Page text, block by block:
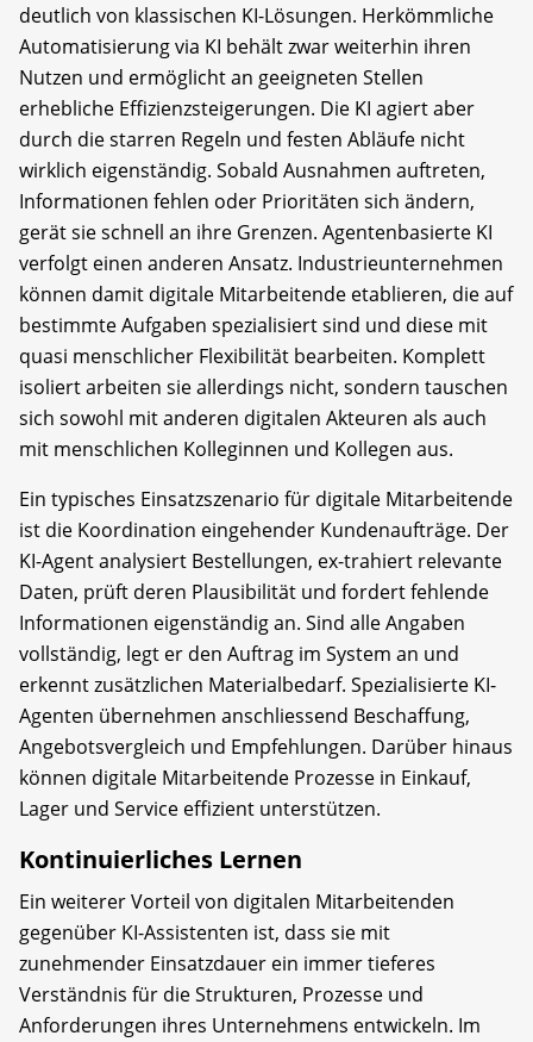
deutlich von klassischen KI-Lösungen. Herkömmliche
Automatisierung via KI behält zwar weiterhin ihren
Nutzen und ermöglicht an geeigneten Stellen
erhebliche Effizienzsteigerungen. Die KI agiert aber
durch die starren Regeln und festen Abläufe nicht
wirklich eigenständig. Sobald Ausnahmen auftreten,
Informationen fehlen oder Prioritäten sich ändern,
gerät sie schnell an ihre Grenzen. Agentenbasierte KI
verfolgt einen anderen Ansatz. Industrieunternehmen
können damit digitale Mitarbeitende etablieren, die auf
bestimmte Aufgaben spezialisiert sind und diese mit
quasi menschlicher Flexibilität bearbeiten. Komplett
isoliert arbeiten sie allerdings nicht, sondern tauschen
sich sowohl mit anderen digitalen Akteuren als auch
mit menschlichen Kolleginnen und Kollegen aus.
Ein typisches Einsatzszenario für digitale Mitarbeitende
ist die Koordination eingehender Kundenaufträge. Der
KI-Agent analysiert Bestellungen, ex-trahiert relevante
Daten, prüft deren Plausibilität und fordert fehlende
Informationen eigenständig an. Sind alle Angaben
vollständig, legt er den Auftrag im System an und
erkennt zusätzlichen Materialbedarf. Spezialisierte KI-
Agenten übernehmen anschliessend Beschaffung,
Angebotsvergleich und Empfehlungen. Darüber hinaus
können digitale Mitarbeitende Prozesse in Einkauf,
Lager und Service effizient unterstützen.
Kontinuierliches Lernen
Ein weiterer Vorteil von digitalen Mitarbeitenden
gegenüber KI-Assistenten ist, dass sie mit
zunehmender Einsatzdauer ein immer tieferes
Verständnis für die Strukturen, Prozesse und
Anforderungen ihres Unternehmens entwickeln. Im